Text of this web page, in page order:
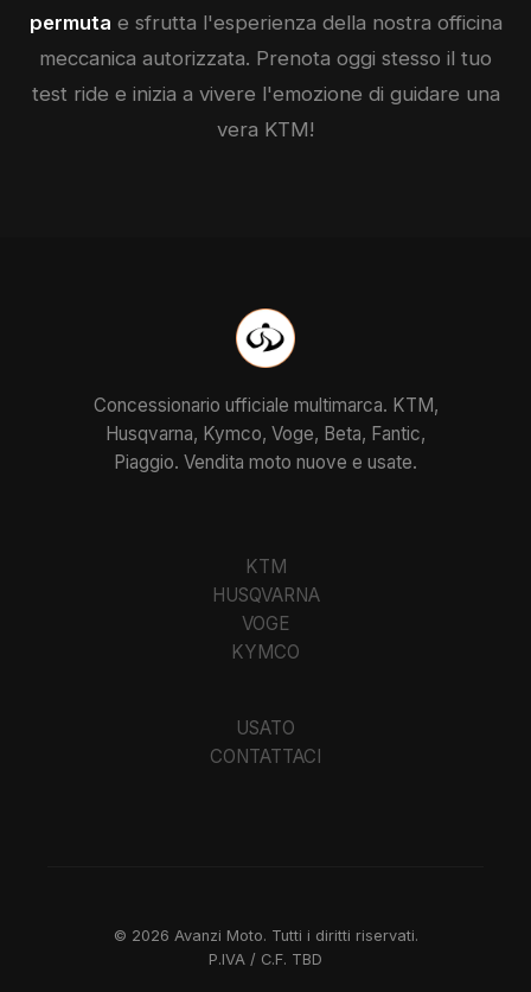
permuta e sfrutta l'esperienza della nostra officina
meccanica autorizzata. Prenota oggi stesso il tuo
test ride e inizia a vivere l'emozione di guidare una
vera KTM!
Concessionario ufficiale multimarca. KTM,
Husqvarna, Kymco, Voge, Beta, Fantic,
Piaggio. Vendita moto nuove e usate.
KTM
HUSQVARNA
VOGE
KYMCO
USATO
CONTATTACI
© 2026 Avanzi Moto. Tutti i diritti riservati.
P.IVA / C.F. TBD